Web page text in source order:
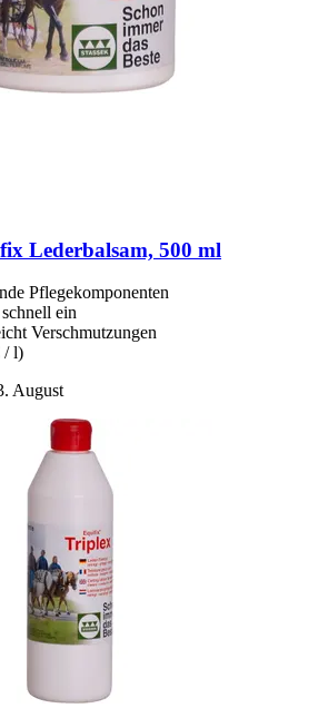
Lederbalsam, 500 ml
Pflegekomponenten
ein
Verschmutzungen
/ l)
August